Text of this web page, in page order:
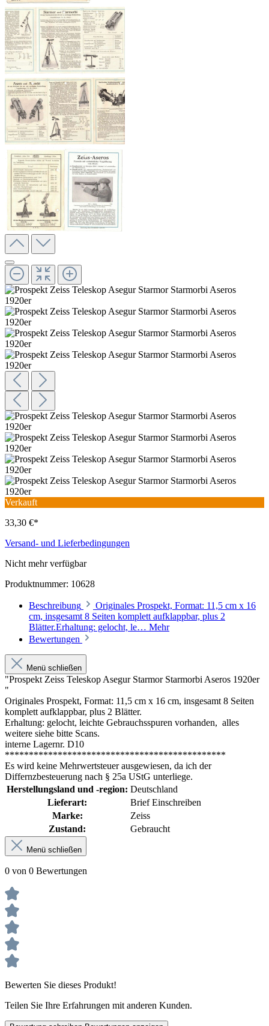
Verkauft
33,30 €*
Versand- und Lieferbedingungen
Nicht mehr verfügbar
Produktnummer: 10628
Beschreibung
Originales Prospekt, Format: 11,5 cm x 16
cm, insgesamt 8 Seiten komplett aufklappbar, plus 2
Blätter.Erhaltung: gelocht, le… Mehr
Bewertungen
Menü schließen
"Prospekt Zeiss Teleskop Asegur Starmor Starmorbi Aseros 1920er
"
Originales Prospekt, Format: 11,5 cm x 16 cm, insgesamt 8 Seiten
komplett aufklappbar, plus 2 Blätter.
Erhaltung: gelocht, leichte Gebrauchsspuren vorhanden, alles
weitere siehe bitte Scans.
interne Lagernr. D10
**********************************************
Es wird keine Mehrwertsteuer ausgewiesen, da ich der
Differnzbesteuerung nach § 25a UStG unterliege.
Herstellungsland und -region: Deutschland
Lieferart:
Brief Einschreiben
Marke:
Zeiss
Zustand:
Gebraucht
Menü schließen
0 von 0 Bewertungen
Bewerten Sie dieses Produkt!
Teilen Sie Ihre Erfahrungen mit anderen Kunden.